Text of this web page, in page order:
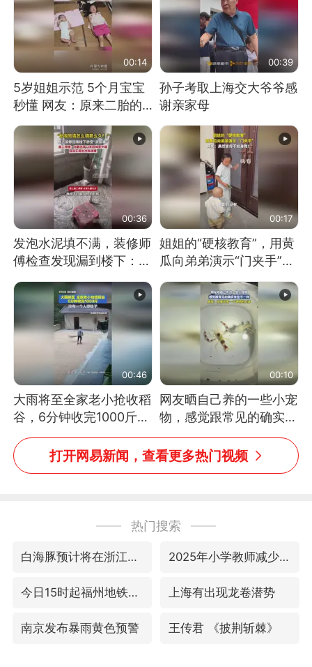
00:14
5岁姐姐示范 5个月宝宝
秒懂 网友：原来二胎的
快乐长这样
00:39
孙子考取上海交大爷爷感
谢亲家母
00:36
发泡水泥填不满，装修师
傅检查发现漏到楼下：出
风口未延伸到外墙
00:17
姐姐的“硬核教育”，用黄
瓜向弟弟演示“门夹手”，
网友：果然言传不如身
教！
00:46
大雨将至全家老小抢收稻
谷，6分钟收完1000斤，
没有一个人掉链子
00:10
网友晒自己养的一些小宠
物，感觉跟常见的确实有
些不一样
打开网易新闻，查看更多热门视频
热门搜索
白海豚预计将在浙江苍南到三门一带登陆 2025年小学教师减少13.19万
今日15时起福州地铁高架区段停运 上海有出现龙卷潜势
南京发布暴雨黄色预警 王传君 《披荆斩棘》